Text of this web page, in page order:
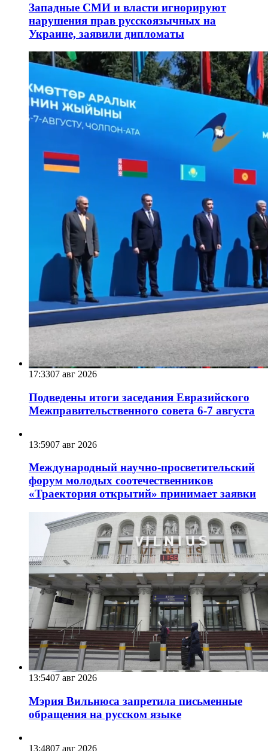
Западные СМИ и власти игнорируют
нарушения прав русскоязычных на
Украине, заявили дипломаты
17:3307 авг 2026
Подведены итоги заседания Евразийского
Межправительственного совета 6-7 августа
13:5907 авг 2026
Международный научно-просветительский
форум молодых соотечественников
«Траектория открытий» принимает заявки
13:5407 авг 2026
Мэрия Вильнюса запретила письменные
обращения на русском языке
13:4807 авг 2026